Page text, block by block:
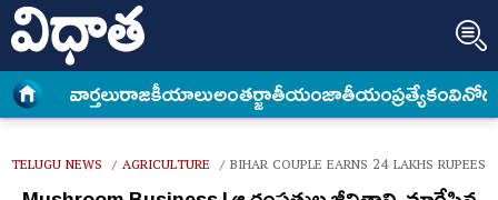
వార్త‌లురాజకీయాలుఅంత‌ర్జాతీయంజాతీయంప్రత్యేకం
TELUGU NEWS / AGRICULTURE / BIHAR COUPLE EARNS 24 LAKHS RUPEES